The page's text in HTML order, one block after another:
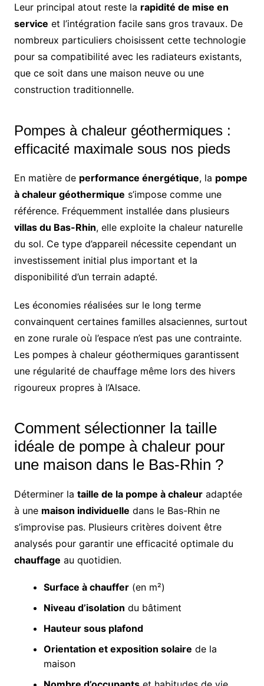
Leur principal atout reste la rapidité de mise en
service et l’intégration facile sans gros travaux. De
nombreux particuliers choisissent cette technologie
pour sa compatibilité avec les radiateurs existants,
que ce soit dans une maison neuve ou une
construction traditionnelle.
Pompes à chaleur géothermiques :
efficacité maximale sous nos pieds
En matière de performance énergétique, la pompe
à chaleur géothermique s’impose comme une
référence. Fréquemment installée dans plusieurs
villas du Bas-Rhin, elle exploite la chaleur naturelle
du sol. Ce type d’appareil nécessite cependant un
investissement initial plus important et la
disponibilité d’un terrain adapté.
Les économies réalisées sur le long terme
convainquent certaines familles alsaciennes, surtout
en zone rurale où l’espace n’est pas une contrainte.
Les pompes à chaleur géothermiques garantissent
une régularité de chauffage même lors des hivers
rigoureux propres à l’Alsace.
Comment sélectionner la taille
idéale de pompe à chaleur pour
une maison dans le Bas-Rhin ?
Déterminer la taille de la pompe à chaleuradaptée
à une maison individuelle dans le Bas-Rhin ne
s’improvise pas. Plusieurs critères doivent être
analysés pour garantir une efficacité optimale du
chauffage au quotidien.
Surface à chauffer(en m²)
Niveau d’isolation du bâtiment
Hauteur sous plafond
Orientation et exposition solaire de la
maison